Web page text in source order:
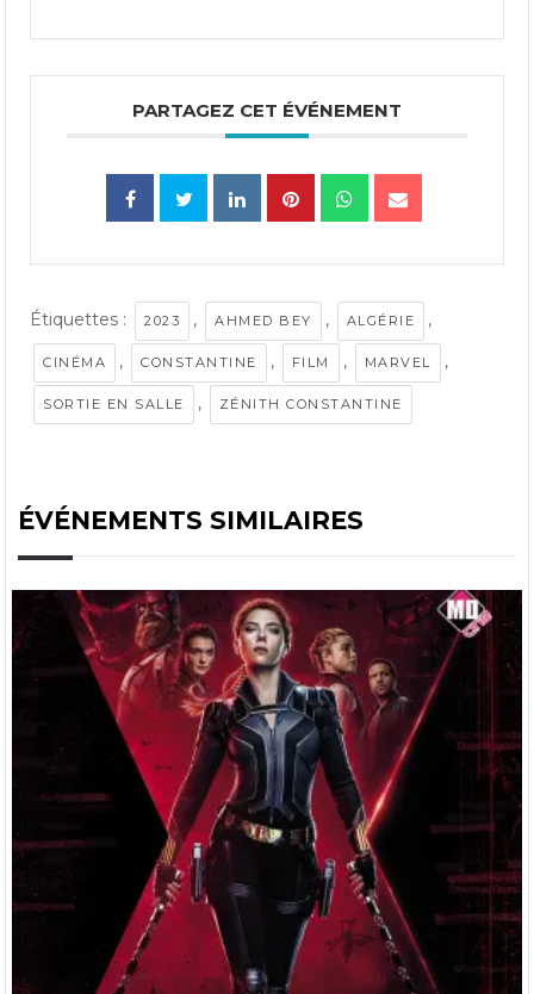
PARTAGEZ CET ÉVÉNEMENT
Étiquettes : 2023 , AHMED BEY , ALGÉRIE ,
CINÉMA , CONSTANTINE , FILM , MARVEL ,
SORTIE EN SALLE , ZÉNITH CONSTANTINE
ÉVÉNEMENTS SIMILAIRES